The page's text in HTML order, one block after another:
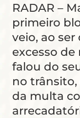
RADAR –
primeiro
veio, ao
excesso de
falou do
no
da multa